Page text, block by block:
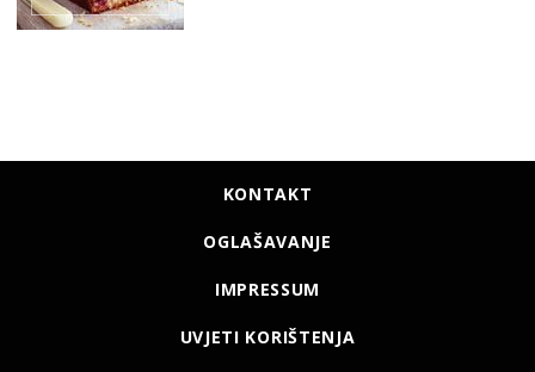
KONTAKT
OGLAŠAVANJE
IMPRESSUM
UVJETI KORIŠTENJA